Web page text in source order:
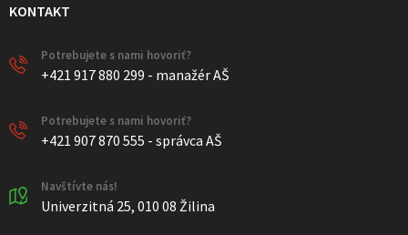
KONTAKT
Potrebujete s nami hovoriť?
+421 917 880 299 - manažér AŠ
Potrebujete s nami hovoriť?
+421 907 870 555 - správca AŠ
Navštívte nás!
Univerzitná 25, 010 08 Žilina